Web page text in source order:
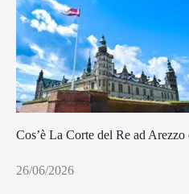
Cos’è La Corte del Re ad
26/06/2026